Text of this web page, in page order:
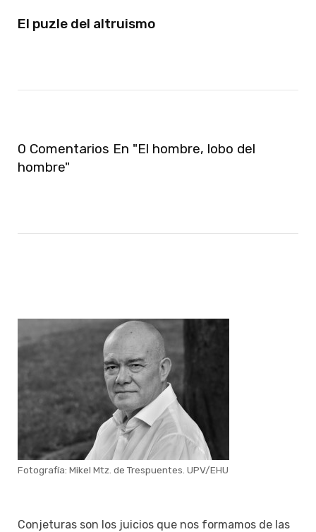
El puzle del altruismo
0 Comentarios En "El hombre, lobo del
hombre"
Fotografía: Mikel Mtz. de Trespuentes. UPV/EHU
Conjeturas son los juicios que nos formamos de las